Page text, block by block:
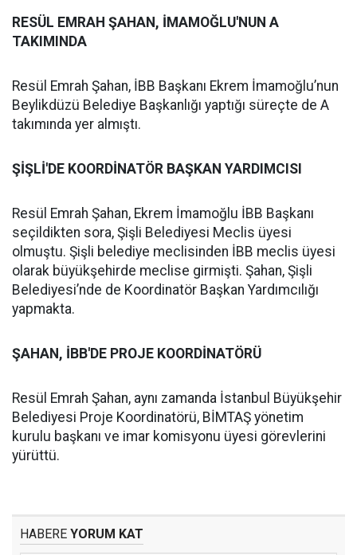
RESÜL EMRAH ŞAHAN, İMAMOĞLU'NUN A
TAKIMINDA
Resül Emrah Şahan, İBB Başkanı Ekrem İmamoğlu’nun
Beylikdüzü Belediye Başkanlığı yaptığı süreçte de A
takımında yer almıştı.
ŞİŞLİ'DE KOORDİNATÖR BAŞKAN YARDIMCISI
Resül Emrah Şahan, Ekrem İmamoğlu İBB Başkanı
seçildikten sora, Şişli Belediyesi Meclis üyesi
olmuştu. Şişli belediye meclisinden İBB meclis üyesi
olarak büyükşehirde meclise girmişti. Şahan, Şişli
Belediyesi’nde de Koordinatör Başkan Yardımcılığı
yapmakta.
ŞAHAN, İBB'DE PROJE KOORDİNATÖRÜ
Resül Emrah Şahan, aynı zamanda İstanbul Büyükşehir
Belediyesi Proje Koordinatörü, BİMTAŞ yönetim
kurulu başkanı ve imar komisyonu üyesi görevlerini
yürüttü.
HABERE YORUM KAT